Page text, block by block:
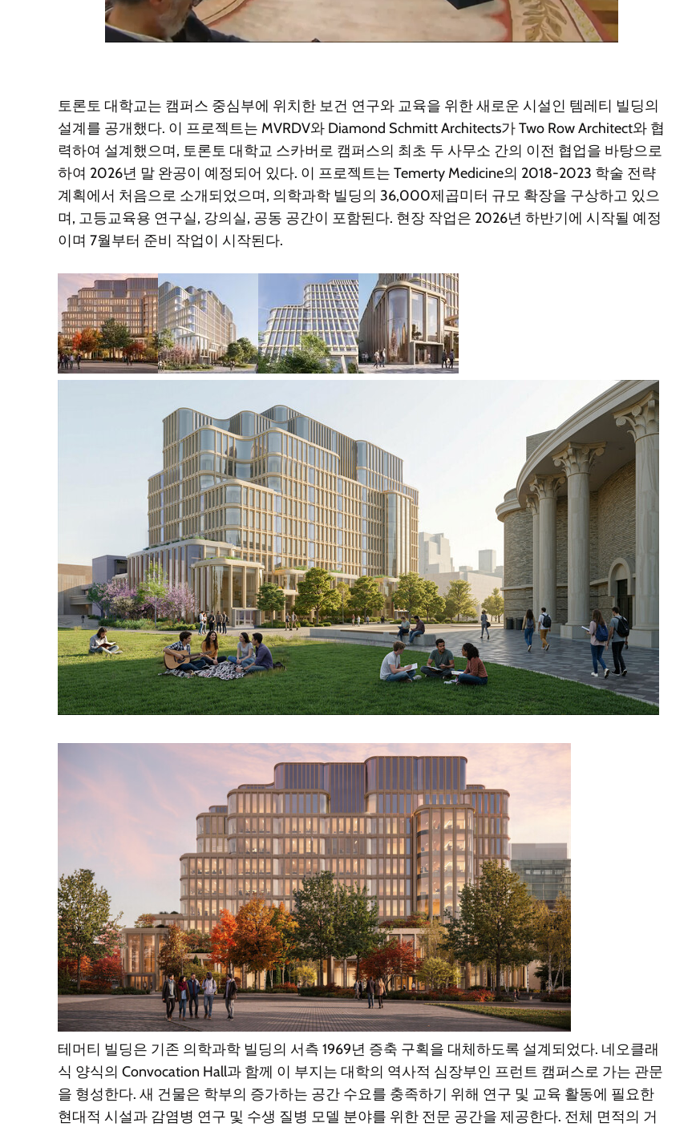
토론토 대학교는 캠퍼스 중심부에 위치한 보건 연구와 교육을 위한 새로운 시설인 템레티 빌딩의
설계를 공개했다. 이 프로젝트는 MVRDV와 Diamond Schmitt Architects가 Two Row Architect와 협
력하여 설계했으며, 토론토 대학교 스카버로 캠퍼스의 최초 두 사무소 간의 이전 협업을 바탕으로
하여 2026년 말 완공이 예정되어 있다. 이 프로젝트는 Temerty Medicine의 2018-2023 학술 전략
계획에서 처음으로 소개되었으며, 의학과학 빌딩의 36,000제곱미터 규모 확장을 구상하고 있으
며, 고등교육용 연구실, 강의실, 공동 공간이 포함된다. 현장 작업은 2026년 하반기에 시작될 예정
이며 7월부터 준비 작업이 시작된다.
테머티 빌딩은 기존 의학과학 빌딩의 서측 1969년 증축 구획을 대체하도록 설계되었다. 네오클래
식 양식의 Convocation Hall과 함께 이 부지는 대학의 역사적 심장부인 프런트 캠퍼스로 가는 관문
을 형성한다. 새 건물은 학부의 증가하는 공간 수요를 충족하기 위해 연구 및 교육 활동에 필요한
현대적 시설과 감염병 연구 및 수생 질병 모델 분야를 위한 전문 공간을 제공한다. 전체 면적의 거